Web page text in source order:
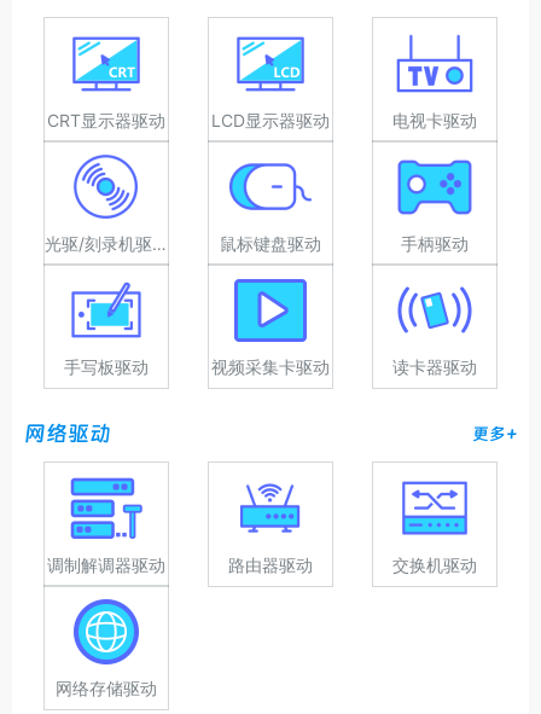
CRT显示器驱动 LCD显示器驱动 电视卡驱动
光驱/刻录机驱动 鼠标键盘驱动 手柄驱动
手写板驱动 视频采集卡驱动 读卡器驱动
网络驱动 更多+
调制解调器驱动 路由器驱动 交换机驱动
网络存储驱动